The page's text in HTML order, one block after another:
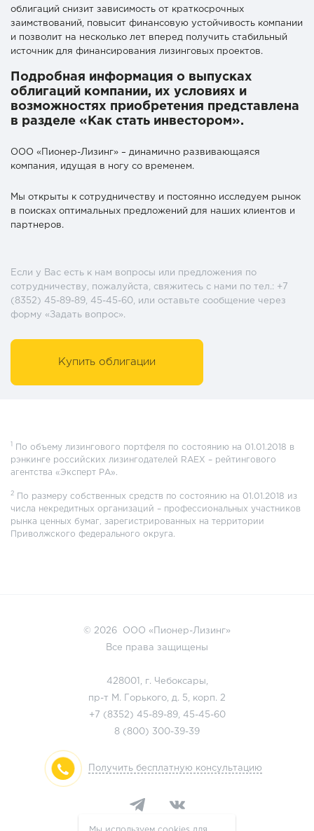
облигаций снизит зависимость от краткосрочных
заимствований, повысит финансовую устойчивость компании
и позволит на несколько лет вперед получить стабильный
источник для финансирования лизинговых проектов.
Подробная информация о выпусках
облигаций компании, их условиях и
возможностях приобретения представлена
в разделе «Как стать инвестором».
ООО «Пионер-Лизинг» – динамично развивающаяся
компания, идущая в ногу со временем.
Мы открыты к сотрудничеству и постоянно исследуем рынок
в поисках оптимальных предложений для наших клиентов и
партнеров.
Если у Вас есть к нам вопросы или предложения по
сотрудничеству, пожалуйста, свяжитесь с нами по тел.: +7
(8352) 45-89-89, 45-45-60, или оставьте сообщение через
форму «Задать вопрос».
Купить облигации
По объему лизингового портфеля по состоянию на 01.01.2018 в
рэнкинге российских лизингодателей RAEX – рейтингового
агентства «Эксперт РА».
2
По размеру собственных средств по состоянию на 01.01.2018 из
числа некредитных организаций – профессиональных участников
рынка ценных бумаг, зарегистрированных на территории
Приволжского федерального округа.
© 2026 ООО «Пионер-Лизинг»
Все права защищены
428001, г. Чебоксары,
пр-т М. Горького, д. 5, корп. 2
+7 (8352) 45-89-89, 45-45-60
8 (800) 300-39-39
Получить бесплатную консультацию